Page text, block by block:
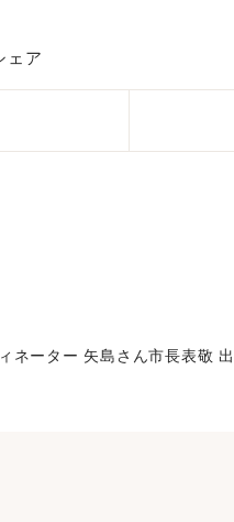
ェア
ーター 矢島さん市長表敬